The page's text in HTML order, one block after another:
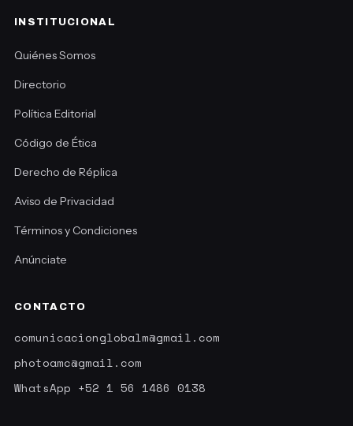
INSTITUCIONAL
Quiénes Somos
Directorio
Política Editorial
Código de Ética
Derecho de Réplica
Aviso de Privacidad
Términos y Condiciones
Anúnciate
CONTACTO
comunicacionglobalm@gmail.com
photoamc@gmail.com
WhatsApp +52 1 56 1486 0138